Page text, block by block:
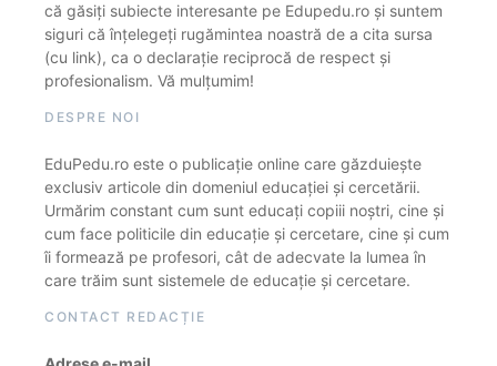
că găsiți subiecte interesante pe Edupedu.ro și suntem
siguri că înțelegeți rugămintea noastră de a cita sursa
(cu link), ca o declarație reciprocă de respect și
profesionalism. Vă mulțumim!
DESPRE NOI
EduPedu.ro este o publicație online care găzduiește
exclusiv articole din domeniul educației și cercetării.
Urmărim constant cum sunt educați copiii noștri, cine și
cum face politicile din educație și cercetare, cine și cum
îi formează pe profesori, cât de adecvate la lumea în
care trăim sunt sistemele de educație și cercetare.
CONTACT REDACȚIE